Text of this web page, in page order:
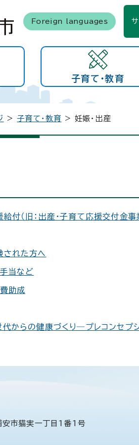
Foreign languages
子育て・教育
>子育て・教育 > 妊娠・出産
付（旧：出産・子育て応援交付金事
された方へ
当など
助成
からの健康づくり―プレコンセプ
市猫実一丁目1番1号